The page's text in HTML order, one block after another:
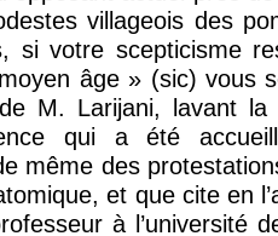
villageois des
si votre scepticisme
âge » (sic) vous
M. Larijani, lavant
qui a été
même des
et que cite en
à l’université